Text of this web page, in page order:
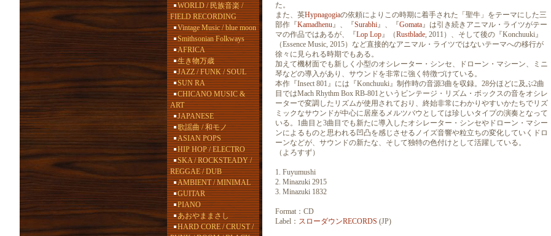
WORLD / 民族音楽 /
FIELD RECORDING
Vintage Music / blue moon
Smithsonian Folkways
AFRICA
生き物万歳
JAZZ / FUNK / SOUL
SUN RA
CHICANO MUSIC &
ART
JAPANESE
歌謡曲 / 和モノ
ASIAN POPS
HIP HOP / ELECTRO
SKA / ROCKSTEADY /
REGGAE / DUB
AMBIENT / MINIMAL
GUITAR
PIANO
あおやままさし
HARD CORE / CRUST /
た。
また、英Hypnagogiaの依頼によりこの時期に着手された「聖牛」をテーマにした三
部作『Kamadhenu』、『Surabhi』、『Gomata』は引き続きアニマル・ライツがテー
マの作品ではあるが、『Lop Lop』（Rustblade, 2011）、そして後の『Konchuuki』
（Essence Music, 2015）など直接的なアニマル・ライツではないテーマへの移行が
徐々に見られる時期でもある。
加えて機材面でも新しく小型のオシレーター・シンセ、ドローン・マシーン、ミニ
琴などの導入があり、サウンドを非常に強く特徴づけている。
本作『Insect 801』には『Konchuuki』制作時の音源3曲を収録。28分ほどに及ぶ2曲
目ではMach Rhythm Box RB-801というビンテージ・リズム・ボックスの音をオシレ
ーターで変調したリズムが使用されており、終始非常にわかりやすいかたちでリズ
ミックなサウンドが中心に居座るメルツバウとしては珍しいタイプの演奏となって
いる。1曲目と3曲目でも新たに導入したオシレーター・シンセやドローン・マシー
ンによるものと思われる凹凸を感じさせるノイズ音響や粒立ちの変化していくドロ
ーンなどが、サウンドの新たな、そして独特の色付けとして活躍している。
（よろすず）
1. Fuyumushi
2. Minazuki 2915
3. Minazuki 1832
Format：CD
Label： スローダウンRECORDS (JP)